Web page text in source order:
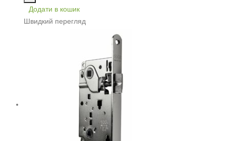
Додати в кошик
Швидкий перегляд